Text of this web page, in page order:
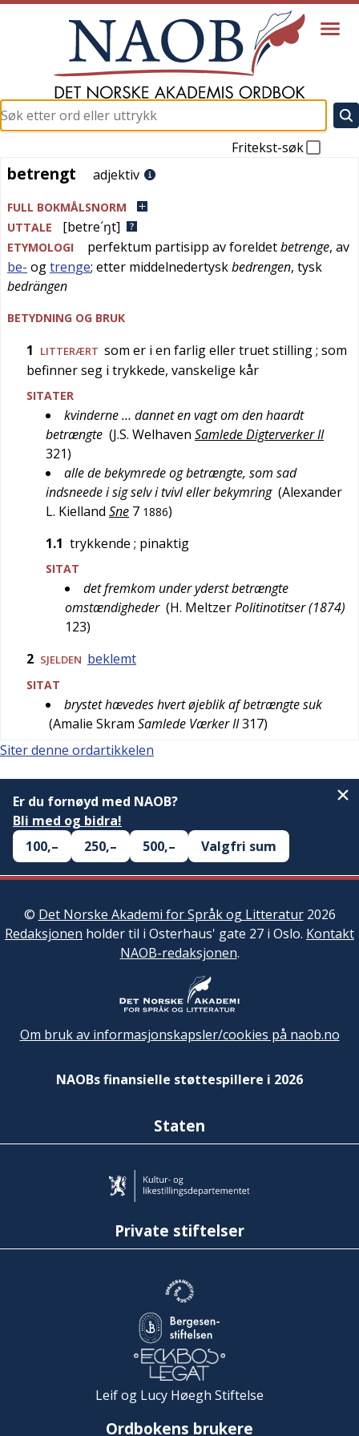
Fritekst-søk
betrengt
betrengt adjektiv
FULL BOKMÅLSNORM
UTTALE
[betre´ŋt]
ETYMOLOGI perfektum partisipp avforeldetbetrenge, av
be- ogtrenge; etter middelnedertyskbedrengen, tysk
bedrängen
BETYDNING OG BRUK
1 LITTERÆRT som er i en farlig eller truet stilling; som
befinner seg i trykkede, vanskelige kår
SITATER
kvinderne … dannet en vagt om den haardt
betrængte (J.S. Welhaven Samlede Digterverker II
321)
alle de bekymrede og betrængte, som sad
indsneede i sig selv i tvivl eller bekymring (Alexander
L. Kielland Sne 7 1886)
1.1 trykkende ; pinaktig
SITAT
det fremkom under yderst betrængte
omstændigheder (H. MeltzerPolitinotitser (1874)
123)
2 SJELDEN beklemt
SITAT
brystet hævedes hvert øjeblik af betrængte suk
(Amalie Skram Samlede Værker II317)
Siter denne ordartikkelen
Er du fornøyd med NAOB?
Bli med og bidra!
100,–
250,– 500,– Valgfri sum
© Det Norske Akademi for Språk og Litteratur2026
Redaksjonen holder til i Osterhaus' gate 27 i Oslo. Kontakt
NAOB-redaksjonen.
Om bruk av informasjonskapsler/cookies på naob.no
NAOBs finansielle støttespillere i 2026
Staten
Private stiftelser
Leif og Lucy Høegh Stiftelse
Ordbokens brukere